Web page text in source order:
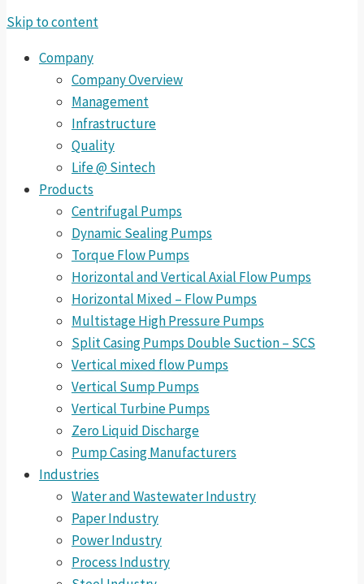
Skip to content
Company
Company Overview
Management
Infrastructure
Quality
Life @ Sintech
Products
Centrifugal Pumps
Dynamic Sealing Pumps
Torque Flow Pumps
Horizontal and Vertical Axial Flow Pumps
Horizontal Mixed – Flow Pumps
Multistage High Pressure Pumps
Split Casing Pumps Double Suction – SCS
Vertical mixed flow Pumps
Vertical Sump Pumps
Vertical Turbine Pumps
Zero Liquid Discharge
Pump Casing Manufacturers
Industries
Water and Wastewater Industry
Paper Industry
Power Industry
Process Industry